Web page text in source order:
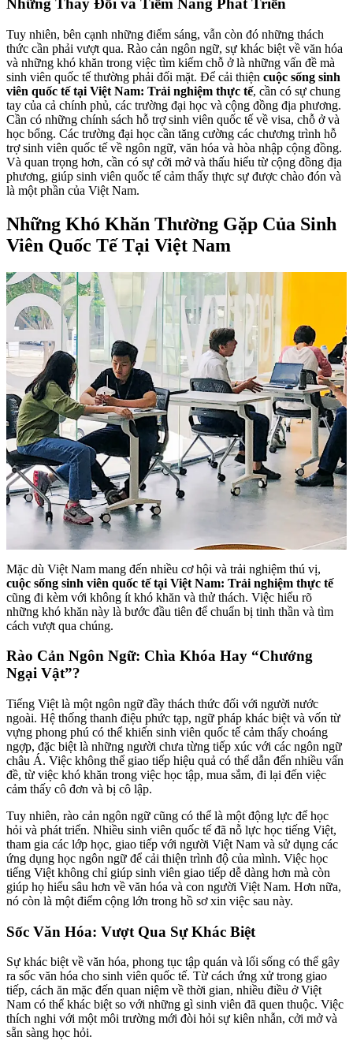
Những Thay Đổi và Tiềm Năng Phát Triển
Tuy nhiên, bên cạnh những điểm sáng, vẫn còn đó những thách
thức cần phải vượt qua. Rào cản ngôn ngữ, sự khác biệt về văn hóa
và những khó khăn trong việc tìm kiếm chỗ ở là những vấn đề mà
sinh viên quốc tế thường phải đối mặt. Để cải thiện cuộc sống sinh
viên quốc tế tại Việt Nam: Trải nghiệm thực tế, cần có sự chung
tay của cả chính phủ, các trường đại học và cộng đồng địa phương.
Cần có những chính sách hỗ trợ sinh viên quốc tế về visa, chỗ ở và
học bổng. Các trường đại học cần tăng cường các chương trình hỗ
trợ sinh viên quốc tế về ngôn ngữ, văn hóa và hòa nhập cộng đồng.
Và quan trọng hơn, cần có sự cởi mở và thấu hiểu từ cộng đồng địa
phương, giúp sinh viên quốc tế cảm thấy thực sự được chào đón và
là một phần của Việt Nam.
Những Khó Khăn Thường Gặp Của Sinh
Viên Quốc Tế Tại Việt Nam
Mặc dù Việt Nam mang đến nhiều cơ hội và trải nghiệm thú vị,
cuộc sống sinh viên quốc tế tại Việt Nam: Trải nghiệm thực tế
cũng đi kèm với không ít khó khăn và thử thách. Việc hiểu rõ
những khó khăn này là bước đầu tiên để chuẩn bị tinh thần và tìm
cách vượt qua chúng.
Rào Cản Ngôn Ngữ: Chìa Khóa Hay “Chướng
Ngại Vật”?
Tiếng Việt là một ngôn ngữ đầy thách thức đối với người nước
ngoài. Hệ thống thanh điệu phức tạp, ngữ pháp khác biệt và vốn từ
vựng phong phú có thể khiến sinh viên quốc tế cảm thấy choáng
ngợp, đặc biệt là những người chưa từng tiếp xúc với các ngôn ngữ
châu Á. Việc không thể giao tiếp hiệu quả có thể dẫn đến nhiều vấn
đề, từ việc khó khăn trong việc học tập, mua sắm, đi lại đến việc
cảm thấy cô đơn và bị cô lập.
Tuy nhiên, rào cản ngôn ngữ cũng có thể là một động lực để học
hỏi và phát triển. Nhiều sinh viên quốc tế đã nỗ lực học tiếng Việt,
tham gia các lớp học, giao tiếp với người Việt Nam và sử dụng các
ứng dụng học ngôn ngữ để cải thiện trình độ của mình. Việc học
tiếng Việt không chỉ giúp sinh viên giao tiếp dễ dàng hơn mà còn
giúp họ hiểu sâu hơn về văn hóa và con người Việt Nam. Hơn nữa,
nó còn là một điểm cộng lớn trong hồ sơ xin việc sau này.
Sốc Văn Hóa: Vượt Qua Sự Khác Biệt
Sự khác biệt về văn hóa, phong tục tập quán và lối sống có thể gây
ra sốc văn hóa cho sinh viên quốc tế. Từ cách ứng xử trong giao
tiếp, cách ăn mặc đến quan niệm về thời gian, nhiều điều ở Việt
Nam có thể khác biệt so với những gì sinh viên đã quen thuộc. Việc
thích nghi với một môi trường mới đòi hỏi sự kiên nhẫn, cởi mở và
sẵn sàng học hỏi.